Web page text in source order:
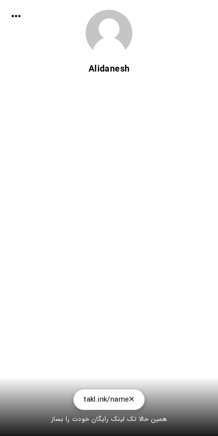
Alidanesh
takl.ink/name
همین حالا تک لینک رایگان خودت را بساز